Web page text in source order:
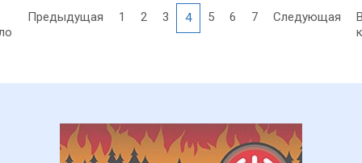
Предыдущая 1 2 3 4 5 6 7 Следующая